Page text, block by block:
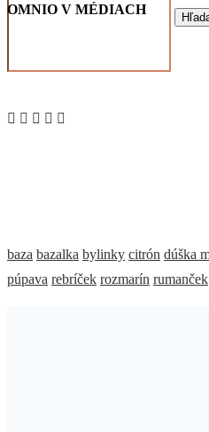
OMNIO V MÉDIACH
baza bazalka bylinky citrón dúška
púpava rebríček rozmarín rumanček